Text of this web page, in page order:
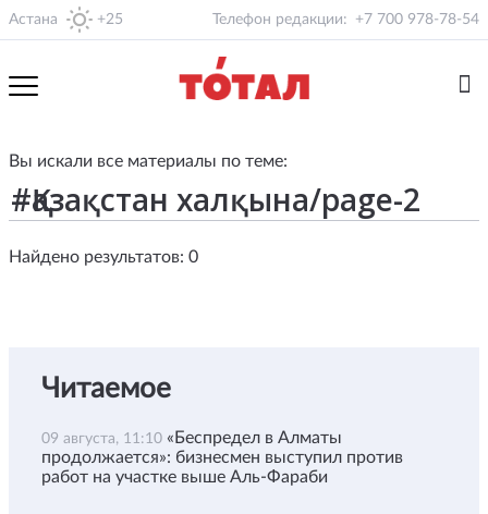
Астана +25 Телефон редакции: +7 700 978-78-54
Вы искали все материалы по теме:
Найдено результатов: 0
Читаемое
09 августа, 11:10 «Беспредел в Алматы
продолжается»: бизнесмен выступил против
работ на участке выше Аль-Фараби